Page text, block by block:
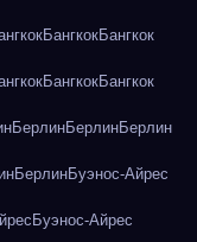
БангкокБангкок
БангкокБангкок
БерлинБерлинБерлин
БерлинБуэнос-Айрес
Буэнос-Айрес